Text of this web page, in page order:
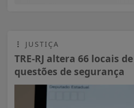
JUSTIÇA
TRE-RJ altera 66 locais
questões de segurança